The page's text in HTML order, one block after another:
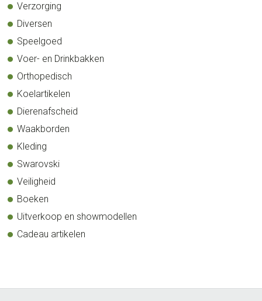
Verzorging
Diversen
Speelgoed
Voer- en Drinkbakken
Orthopedisch
Koelartikelen
Dierenafscheid
Waakborden
Kleding
Swarovski
Veiligheid
Boeken
Uitverkoop en showmodellen
Cadeau artikelen